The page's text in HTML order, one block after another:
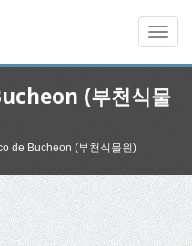
(부천식물
de Bucheon (부천식물원)